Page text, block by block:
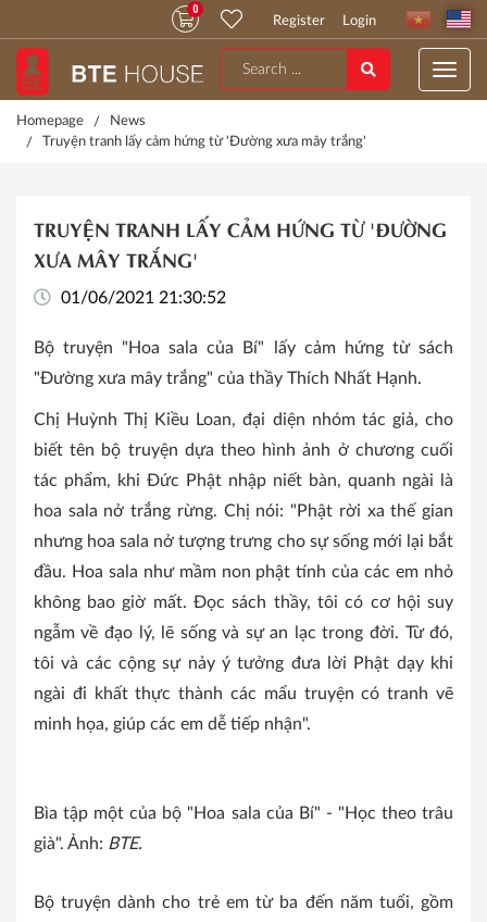
0
Register Login
Homepage
News
Truyện tranh lấy cảm hứng từ 'Đường xưa mây trắng'
TRUYỆN TRANH LẤY CẢM HỨNG TỪ 'ĐƯỜNG
XƯA MÂY TRẮNG'
01/06/2021 21:30:52
Bộ truyện "Hoa sala của Bí" lấy cảm hứng từ sách
"Đường xưa mây trắng" của thầy Thích Nhất Hạnh.
Chị Huỳnh Thị Kiều Loan, đại diện nhóm tác giả, cho
biết tên bộ truyện dựa theo hình ảnh ở chương cuối
tác phẩm, khi Đức Phật nhập niết bàn, quanh ngài là
hoa sala nở trắng rừng. Chị nói: "Phật rời xa thế gian
nhưng hoa sala nở tượng trưng cho sự sống mới lại bắt
đầu. Hoa sala như mầm non phật tính của các em nhỏ
không bao giờ mất. Đọc sách thầy, tôi có cơ hội suy
ngẫm về đạo lý, lẽ sống và sự an lạc trong đời. Từ đó,
tôi và các cộng sự nảy ý tưởng đưa lời Phật dạy khi
ngài đi khất thực thành các mẩu truyện có tranh vẽ
minh họa, giúp các em dễ tiếp nhận".
Bìa tập một của bộ "Hoa sala của Bí" - "Học theo trâu
già". Ảnh: BTE.
Bộ truyện dành cho trẻ em từ ba đến năm tuổi, gồm